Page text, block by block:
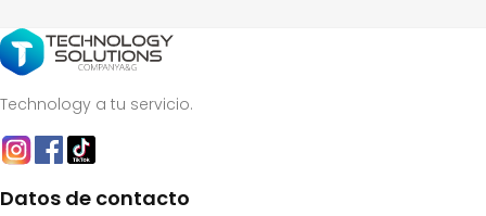
Technology a tu servicio.
Datos de contacto